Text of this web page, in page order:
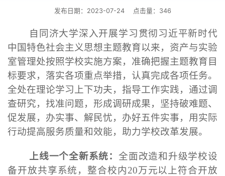
发布日期：2023-07-24 点击量： 346
自同济大学深入开展学习贯彻习近平新时代
中国特色社会主义思想主题教育以来，资产与实验
室管理处按照学校实施方案，准确把握主题教育目
标要求，落实各项重点举措，认真完成各项任务。
全处在理论学习上下功夫，指导工作实践，通过调
查研究，找准问题，形成调研成果，坚持破难题、
促发展，办实事、解民忧，办好五件实事，用实际
行动提高服务质量和效能，助力学校改革发展。
上线一个全新系统： 全面改造和升级学校设
备开放共享系统，整合校内20万元以上符合开放